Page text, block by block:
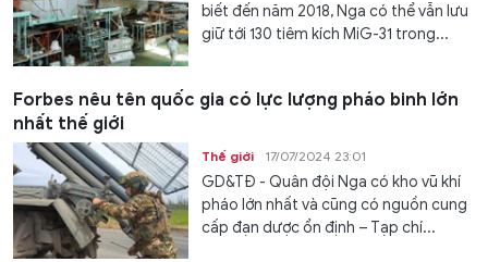
biết đến năm 2018, Nga có thể vẫn lưu
giữ tới 130 tiêm kích MiG-31 trong...
Forbes nêu tên quốc gia có lực lượng pháo binh lớn
nhất thế giới
Thế giới 17/07/2024 23:01
GD&TĐ - Quân đội Nga có kho vũ khí
pháo lớn nhất và cũng có nguồn cung
cấp đạn dược ổn định – Tạp chí...